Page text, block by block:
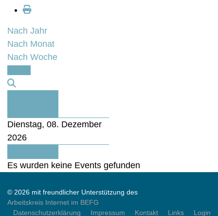
Nach Jahr
Nach Monat
Nach Woche
Dienstag, 08. Dezember
2026
Es wurden keine Events gefunden
© 2026 mit freundlicher Unterstützung des
Arbeitskreis Internet im BEFG
Datenschutzerklärung
Impressum Kontakt Links Login